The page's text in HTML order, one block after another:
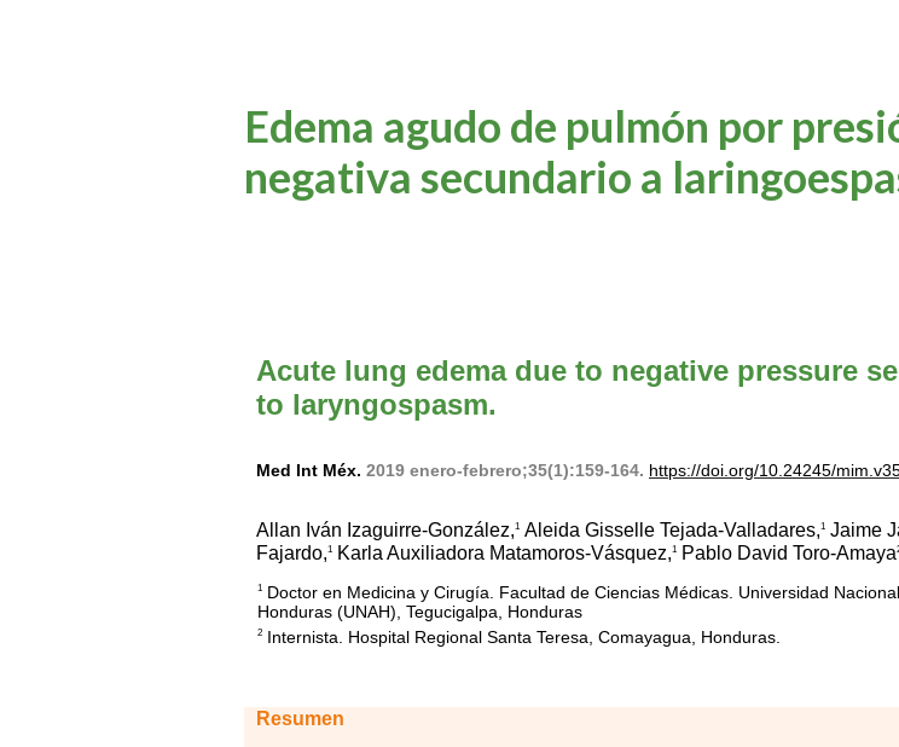
Edema agudo de pulmón por
negativa secundario a
Acute lung edema due to negative pressure
to laryngospasm.
Med Int Méx. 2019 enero-febrero;35(1):159-164. https://doi.org/10.24245/
Allan Iván Izaguirre-González,1 Aleida Gisselle Tejada-Valladares,1 Jaime
Fajardo,1 Karla Auxiliadora Matamoros-Vásquez,1 Pablo David Toro-Amaya
1 Doctor en Medicina y Cirugía. Facultad de Ciencias Médicas. Universidad
Honduras (UNAH), Tegucigalpa, Honduras
2 Internista. Hospital Regional Santa Teresa, Comayagua, Honduras.
Resumen